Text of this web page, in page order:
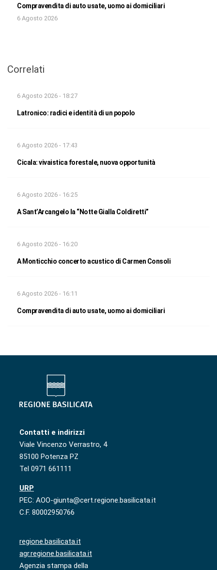
Compravendita di auto usate, uomo ai domiciliari
6 Agosto 2026
Correlati
6 Agosto 2026 - 18:27
Latronico: radici e identità di un popolo
6 Agosto 2026 - 17:43
Cicala: vivaistica forestale, nuova opportunità
6 Agosto 2026 - 16:25
A Sant’Arcangelo la “Notte Gialla Coldiretti”
6 Agosto 2026 - 16:20
A Monticchio concerto acustico di Carmen Consoli
6 Agosto 2026 - 16:11
Compravendita di auto usate, uomo ai domiciliari
Contatti e indirizzi
Viale Vincenzo Verrastro, 4
85100 Potenza PZ
Tel 0971 661111
URP
PEC: AOO-giunta@cert.regione.basilicata.it
C.F. 80002950766
regione.basilicata.it
agr.regione.basilicata.it
Agenzia stampa della